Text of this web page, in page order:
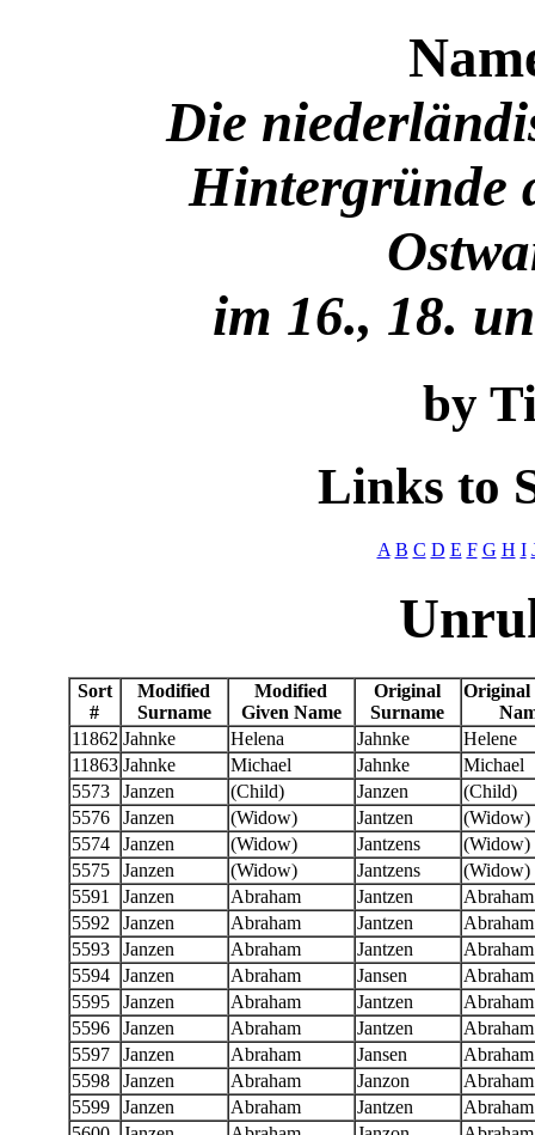
Die
Hintergründe
im 16., 18.
by
Links to
A B C D E F G H I
Sort
#
Modified
Surname
Modified
Given Name
Original
Surname
Original
11862 Jahnke Helena Jahnke
Helene
11863 Jahnke Michael Jahnke
Michael
5573
Janzen (Child) Janzen
(Child)
5576
Janzen (Widow) Jantzen
(Widow)
5574
Janzen (Widow) Jantzens
(Widow)
5575
Janzen (Widow) Jantzens
(Widow)
5591
Janzen Abraham Jantzen
Abraham
5592
Janzen Abraham Jantzen
Abraham
5593
Janzen Abraham Jantzen
Abraham
5594
Janzen Abraham Jansen
Abraham
5595
Janzen Abraham Jantzen
Abraham
5596
Janzen Abraham Jantzen
Abraham
5597
Janzen Abraham Jansen
Abraham
5598
Janzen Abraham Janzon
Abraham
5599
Janzen Abraham Jantzen
Abraham